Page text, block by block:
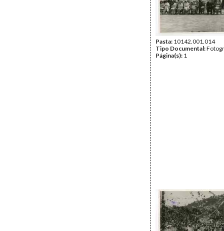
Pasta: 10142.001.014
Tipo Documental:
Página(s): 1